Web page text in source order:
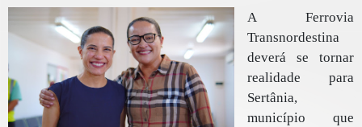
A Ferrovia
Transnordestina
deverá se tornar
realidade para
Sertânia,
município que